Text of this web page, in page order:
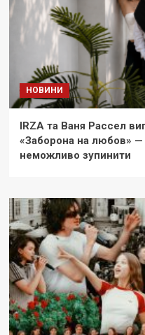
НОВИНИ
IRZA та Ваня Рассел
«Заборона на любов» —
неможливо зупинити